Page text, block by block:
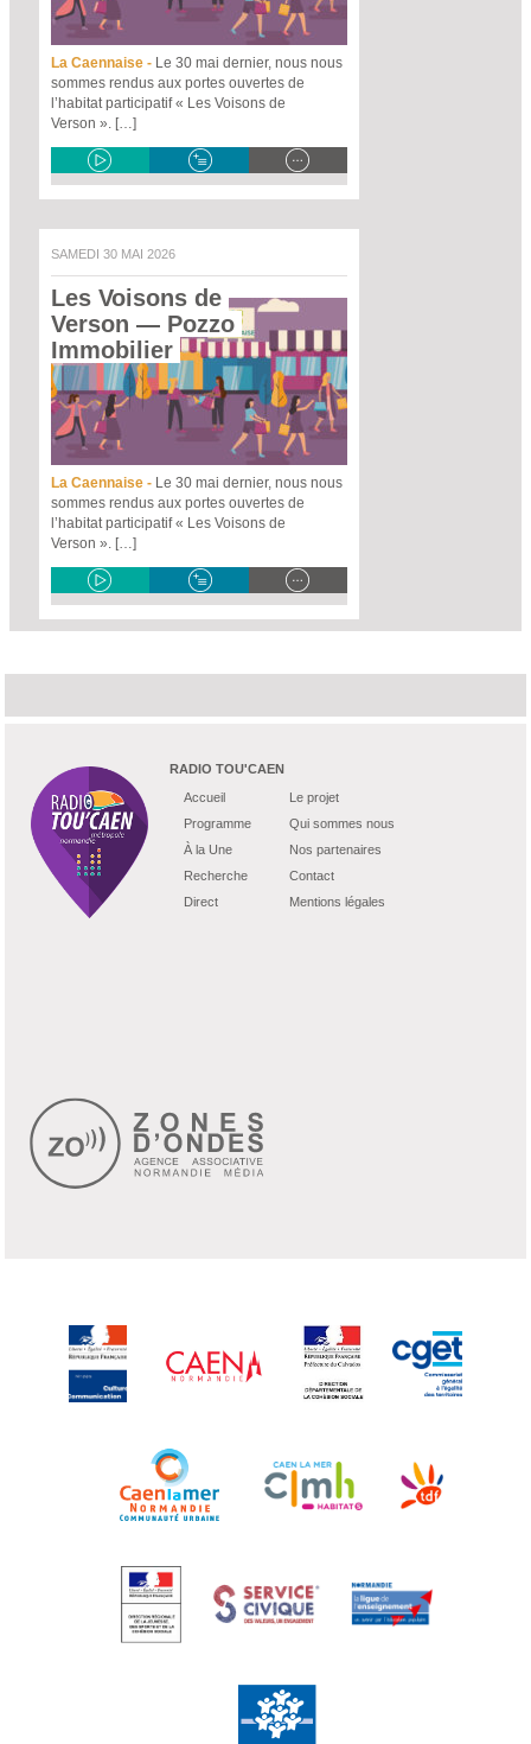
La Caennaise - Le 30 mai dernier, nous nous
sommes rendus aux portes ouvertes de
l’habitat participatif « Les Voisons de
Verson ». […]
SAMEDI 30 MAI 2026
Les Voisons de
Verson — Pozzo
Immobilier
La Caennaise - Le 30 mai dernier, nous nous
sommes rendus aux portes ouvertes de
l’habitat participatif « Les Voisons de
Verson ». […]
RADIO TOU'CAEN
Accueil
Programme
À la Une
Recherche
Direct
Le projet
Qui sommes nous
Nos partenaires
Contact
Mentions légales